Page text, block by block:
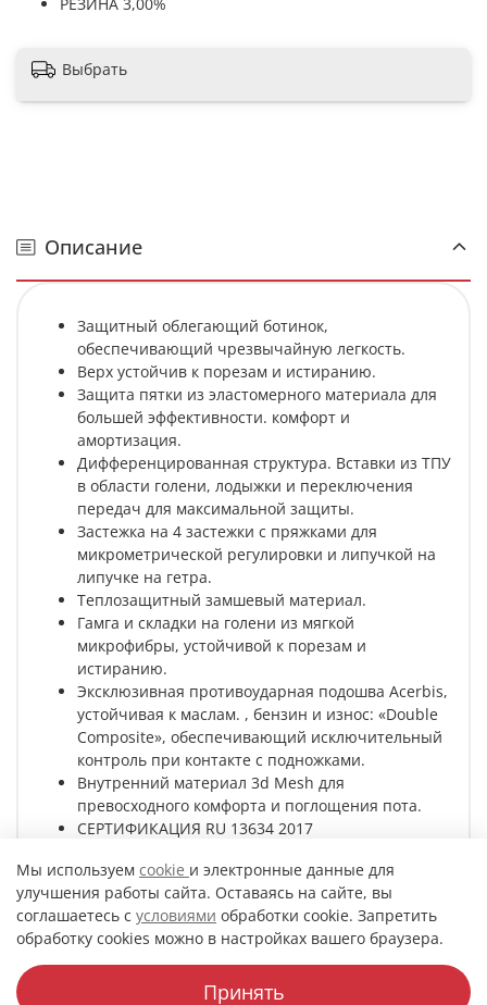
Выбрать
Описание
Защитный облегающий ботинок,
обеспечивающий чрезвычайную легкость.
Верх устойчив к порезам и истиранию.
Защита пятки из эластомерного материала для
большей эффективности. комфорт и
амортизация.
Дифференцированная структура. Вставки из ТПУ
в области голени, лодыжки и переключения
передач для максимальной защиты.
Застежка на 4 застежки с пряжками для
микрометрической регулировки и липучкой на
липучке на гетра.
Теплозащитный замшевый материал.
Гамга и складки на голени из мягкой
микрофибры, устойчивой к порезам и
истиранию.
Эксклюзивная противоударная подошва Acerbis,
устойчивая к маслам. , бензин и износ: «Double
Composite», обеспечивающий исключительный
контроль при контакте с подножками.
Внутренний материал 3d Mesh для
превосходного комфорта и поглощения пота.
СЕРТИФИКАЦИЯ RU 13634 2017
Характеристики
Мы используем cookie и электронные данные для
улучшения работы сайта. Оставаясь на сайте, вы
соглашаетесь с условиями обработки cookie. Запретить
обработку cookies можно в настройках вашего браузера.
Принять